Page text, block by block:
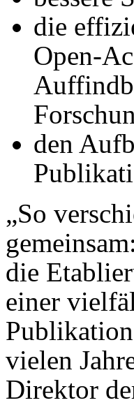
die
Open-
den
„So
die
einer
vielen
Direktor